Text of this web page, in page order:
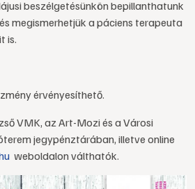
beszélgetésünkön bepillanthatunk
megismerhetjük a páciens terapeuta
is.
érvényesíthető.
VMK, az Art-Mozi és a Városi
jegypénztárában, illetve online
weboldalon válthatók.